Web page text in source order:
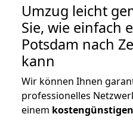
Umzug leicht
Sie, wie einfach
Potsdam nach
kann
Wir können Ihnen
professionelles
einem kostengünstigen